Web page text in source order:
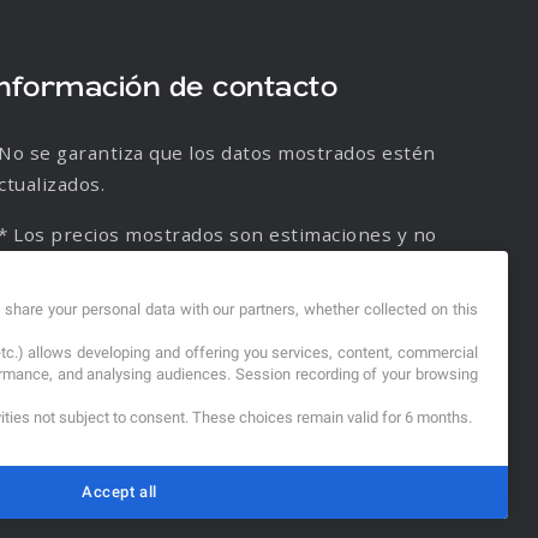
de contacto
se garantiza que los datos mostrados estén
Los precios mostrados son estimaciones y no
your personal data with our partners, whether collected on this
allows developing and offering you services, content, commercial
and analysing audiences. Session recording of your browsing
not subject to consent. These choices remain valid for 6 months.
Accept all